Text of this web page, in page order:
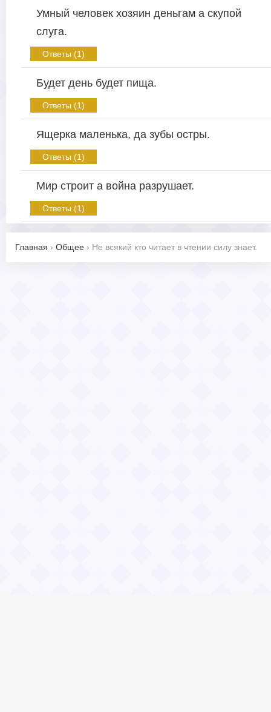
Умный человек хозяин деньгам а скупой
слуга.
Ответы (1)
Будет день будет пища.
Ответы (1)
Ящерка маленька, да зубы остры.
Ответы (1)
Мир строит а война разрушает.
Ответы (1)
Главная › Общее › Не всякий кто читает в чтении силу знает.